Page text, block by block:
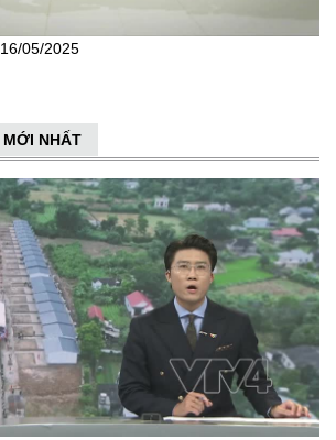
05/2025
NHẤT